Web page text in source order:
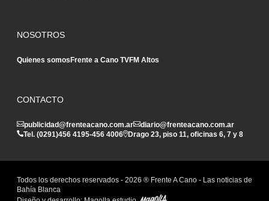
NOSOTROS
Quienes somosFrente a Cano TVFM Altos
CONTACTO
publicidad@frenteacano.com.ar
diario@frenteacano.com.ar
Tel. (0291)456 4195-456 4006 Drago 23, piso 11, oficinas 6, 7 y 8
Todos los derechos reservados - 2026 ® Frente A Cano - Las noticias de
Bahía Blanca